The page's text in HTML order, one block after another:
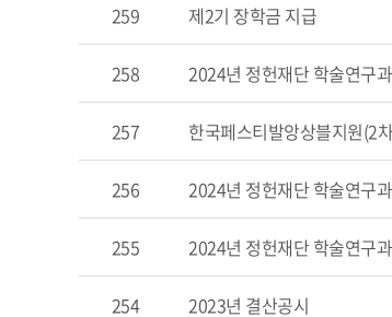
259 제2기 장학금 지급
258 2024년 정헌재단 학술연구
257 한국페스티발앙상블지원(2
256 2024년 정헌재단 학술연구
255 2024년 정헌재단 학술연구
254 2023년 결산공시